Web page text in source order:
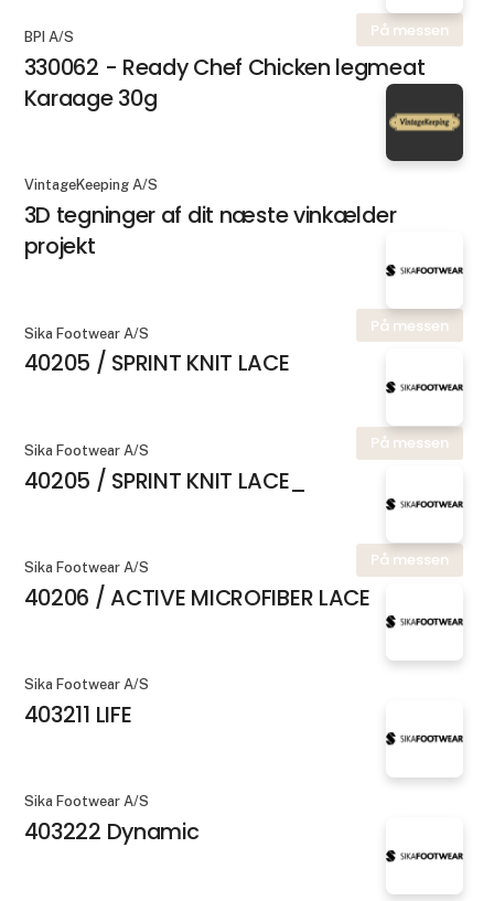
På messen
BPI A/S
330062 - Ready Chef Chicken legmeat
Karaage 30g
VintageKeeping A/S
3D tegninger af dit næste vinkælder
projekt
På messen
Sika Footwear A/S
40205 / SPRINT KNIT LACE
På messen
Sika Footwear A/S
40205 / SPRINT KNIT LACE_
På messen
Sika Footwear A/S
40206 / ACTIVE MICROFIBER LACE
Sika Footwear A/S
403211 LIFE
Sika Footwear A/S
403222 Dynamic